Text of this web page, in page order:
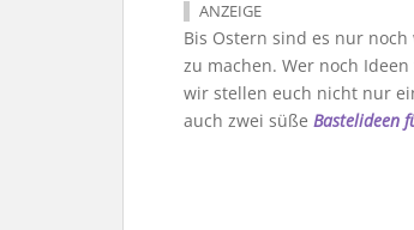
ANZEIGE
Bis Ostern sind es nur
zu machen. Wer noch
wir stellen euch nicht nur
auch zwei süße Bastelideen